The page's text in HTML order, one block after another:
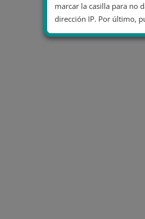
marcar la casilla para no
dirección IP. Por último,